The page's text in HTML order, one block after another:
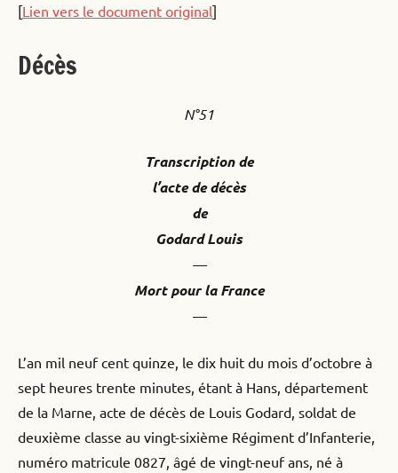
[Lien vers le document original]
Décès
N°51
Transcription de
l’acte de décès
de
Godard Louis
—
Mort pour la France
—
L’an mil neuf cent quinze, le dix huit du mois d’octobre à
sept heures trente minutes, étant à Hans, département
de la Marne, acte de décès de Louis Godard, soldat de
deuxième classe au vingt-sixième Régiment d’Infanterie,
numéro matricule 0827, âgé de vingt-neuf ans, né à